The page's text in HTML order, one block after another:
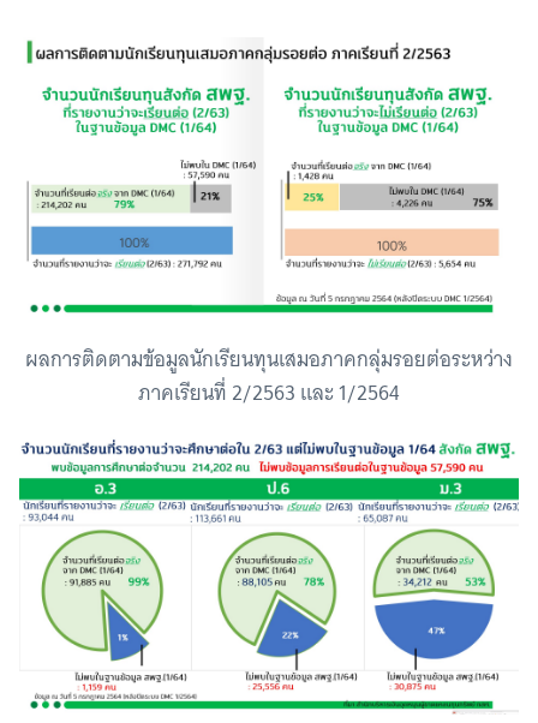
ผลการติดตามข้อมูลนักเรียนทุนเสมอภาคกลุ่มรอยต่อระหว่าง
ภาคเรียนที่ 2/2563 และ 1/2564